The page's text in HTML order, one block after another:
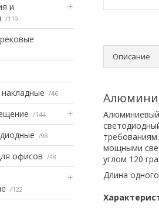
и
119
46
144
98
офисов 48
122
Описание
мощными
углом 120
Длина